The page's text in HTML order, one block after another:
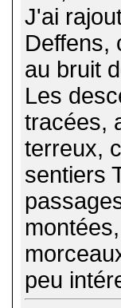
J'ai
Deffens,
au bruit
Les
tracées,
terreux,
sentiers
peu